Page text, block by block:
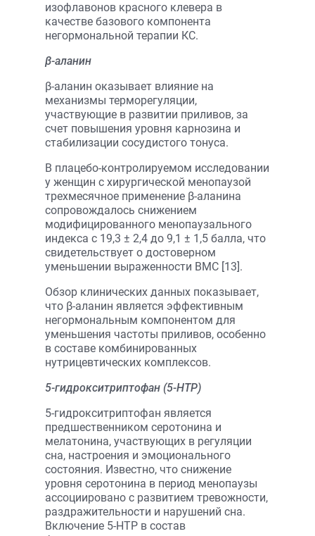
изофлавонов красного клевера в
качестве базового компонента
негормональной терапии КС.
β-аланин
β-аланин оказывает влияние на
механизмы терморегуляции,
участвующие в развитии приливов, за
счет повышения уровня карнозина и
стабилизации сосудистого тонуса.
В плацебо-контролируемом исследовании
у женщин с хирургической менопаузой
трехмесячное применение β-аланина
сопровождалось снижением
модифицированного менопаузального
индекса с 19,3 ± 2,4 до 9,1 ± 1,5 балла, что
свидетельствует о достоверном
уменьшении выраженности ВМС [13].
Обзор клинических данных показывает,
что β-аланин является эффективным
негормональным компонентом для
уменьшения частоты приливов, особенно
в составе комбинированных
нутрицевтических комплексов.
5-гидрокситриптофан (5-HTP)
5-гидрокситриптофан является
предшественником серотонина и
мелатонина, участвующих в регуляции
сна, настроения и эмоционального
состояния. Известно, что снижение
уровня серотонина в период менопаузы
ассоциировано с развитием тревожности,
раздражительности и нарушений сна.
Включение 5-HTP в состав